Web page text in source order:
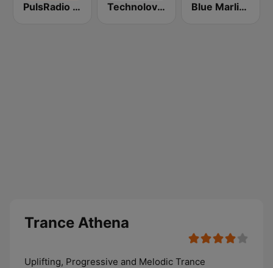
PulsRadio Trance Technolovers - TRANCE Blue Marlin Ibiza Radio
Trance Athena
Uplifting, Progressive and Melodic Trance